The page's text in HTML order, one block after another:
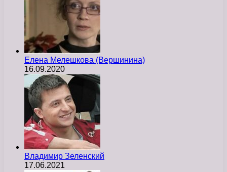
Елена Мелешкова (Вершинина)
16.09.2020
Владимир Зеленский
17.06.2021